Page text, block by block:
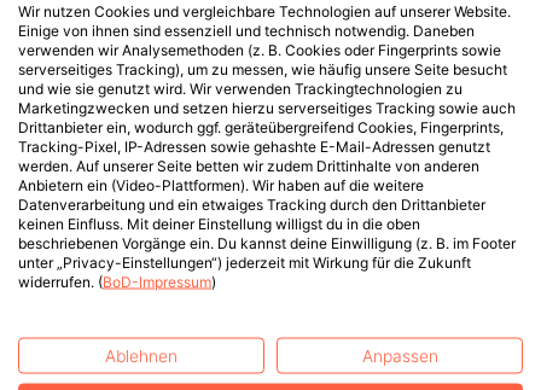
Wir nutzen Cookies und vergleichbare Technologien auf unserer Website.
Einige von ihnen sind essenziell und technisch notwendig. Daneben
verwenden wir Analysemethoden (z. B. Cookies oder Fingerprints sowie
serverseitiges Tracking), um zu messen, wie häufig unsere Seite besucht
und wie sie genutzt wird. Wir verwenden Trackingtechnologien zu
Marketingzwecken und setzen hierzu serverseitiges Tracking sowie auch
Drittanbieter ein, wodurch ggf. geräteübergreifend Cookies, Fingerprints,
Tracking-Pixel, IP-Adressen sowie gehashte E-Mail-Adressen genutzt
werden. Auf unserer Seite betten wir zudem Drittinhalte von anderen
Anbietern ein (Video-Plattformen). Wir haben auf die weitere
Datenverarbeitung und ein etwaiges Tracking durch den Drittanbieter
keinen Einfluss. Mit deiner Einstellung willigst du in die oben
beschriebenen Vorgänge ein. Du kannst deine Einwilligung (z. B. im Footer
unter „Privacy-Einstellungen“) jederzeit mit Wirkung für die Zukunft
widerrufen. (BoD-Impressum)
Ablehnen Anpassen